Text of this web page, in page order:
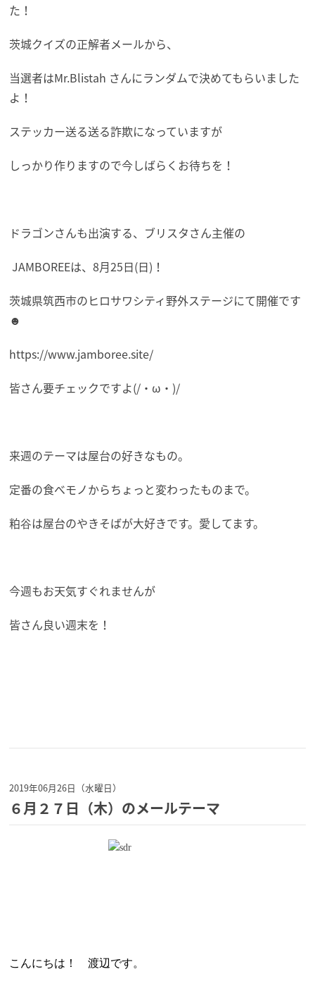
た！
茨城クイズの正解者メールから、
当選者はMr.Blistah さんにランダムで決めてもらいました
よ！
ステッカー送る送る詐欺になっていますが
しっかり作りますので今しばらくお待ちを！
ドラゴンさんも出演する、ブリスタさん主催の
JAMBOREEは、8月25日(日)！
茨城県筑西市のヒロサワシティ野外ステージにて開催です
☻
https://www.jamboree.site/
皆さん要チェックですよ(/・ω・)/
来週のテーマは屋台の好きなもの。
定番の食べモノからちょっと変わったものまで。
粕谷は屋台のやきそばが大好きです。愛してます。
今週もお天気すぐれませんが
皆さん良い週末を！
2019年06月26日（水曜日）
６月２７日（木）のメールテーマ
こんにちは！ 渡辺です。